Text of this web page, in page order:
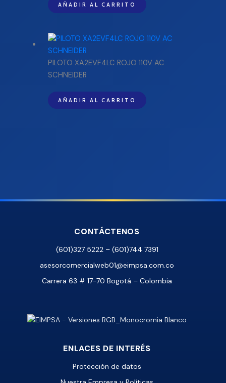
AÑADIR AL CARRITO
PILOTO XA2EVF4LC ROJO 110V AC
SCHNEIDER
AÑADIR AL CARRITO
CONTÁCTENOS
(601)327 5222 – (601)744 7391
asesorcomercialweb01@eimpsa.com.co
Carrera 63 # 17-70 Bogotá – Colombia
ENLACES DE INTERÉS
Protección de datos